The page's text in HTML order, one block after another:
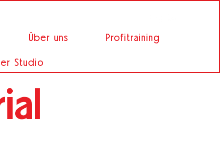
Über uns Profitraining
Studio